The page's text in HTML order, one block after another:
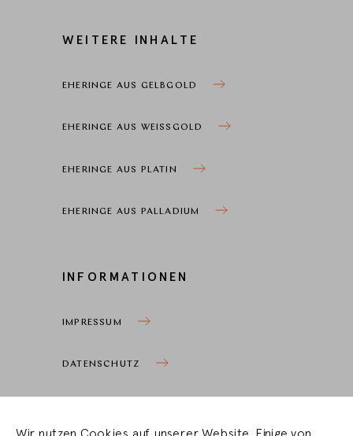
WEITERE INHALTE
EHERINGE AUS GELBGOLD
EHERINGE AUS WEISSGOLD
EHERINGE AUS PLATIN
EHERINGE AUS PALLADIUM
INFORMATIONEN
IMPRESSUM
DATENSCHUTZ